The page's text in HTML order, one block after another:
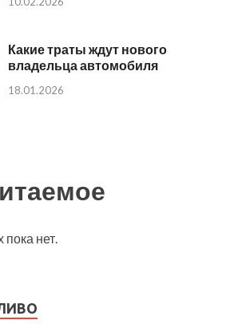
Какие траты ждут нового
владельца автомобиля
18.01.2026
нет.